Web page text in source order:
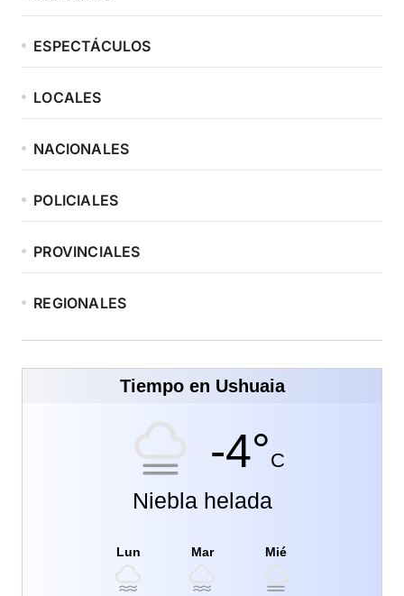
ESPECTÁCULOS
LOCALES
NACIONALES
POLICIALES
PROVINCIALES
REGIONALES
Tiempo en Ushuaia
-4°C
Niebla helada
Lun Mar Mié